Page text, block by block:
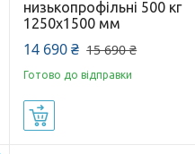
низькопрофільні 500 кг
1250х1500 мм
14 690 ₴ 15 690 ₴
Готово до відправки